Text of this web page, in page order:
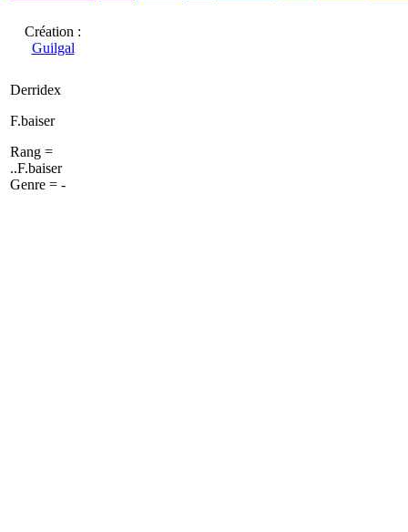
Création :
Guilgal
Derridex
F.baiser
Rang =
..F.baiser
Genre = -